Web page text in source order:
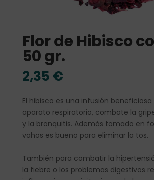
Flor de Hibisco
50 gr.
2,35 €
El hibisco es una infusión beneficiosa
aparato respiratorio, combate la
y la bronquitis. Además tomado en
vahos es bueno para eliminar la tos.
También para combatir la
la fiebre o los problemas digestivos